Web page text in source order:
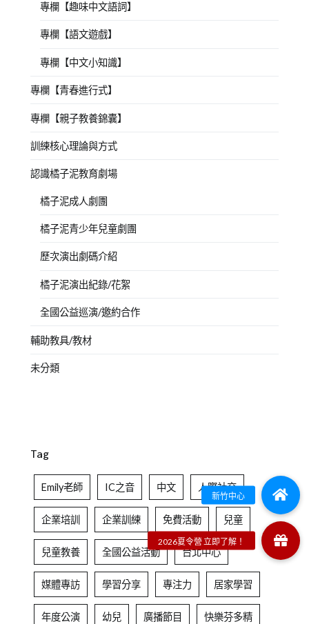
專欄【趣味中文語詞】
專欄【語文遊戲】
專欄【中文小知識】
專欄【青春進行式】
專欄【親子教養錦囊】
訓練核心理論與方式
認識橘子泥教育劇場
橘子泥成人劇團
橘子泥青少年兒童劇團
歷次演出劇碼介紹
橘子泥演出紀錄/花絮
全國公益巡演/邀約合作
輔助教具/教材
未分類
Tag
Emily老師 IC之音 中文 人際社交
企業培訓 企業訓練 免費活動 兒童
兒童教養 全國公益活動 台北中心
媒體專訪 學習分享 專注力 居家學習
年度公演 幼兒 廣播節目 快樂芬多精